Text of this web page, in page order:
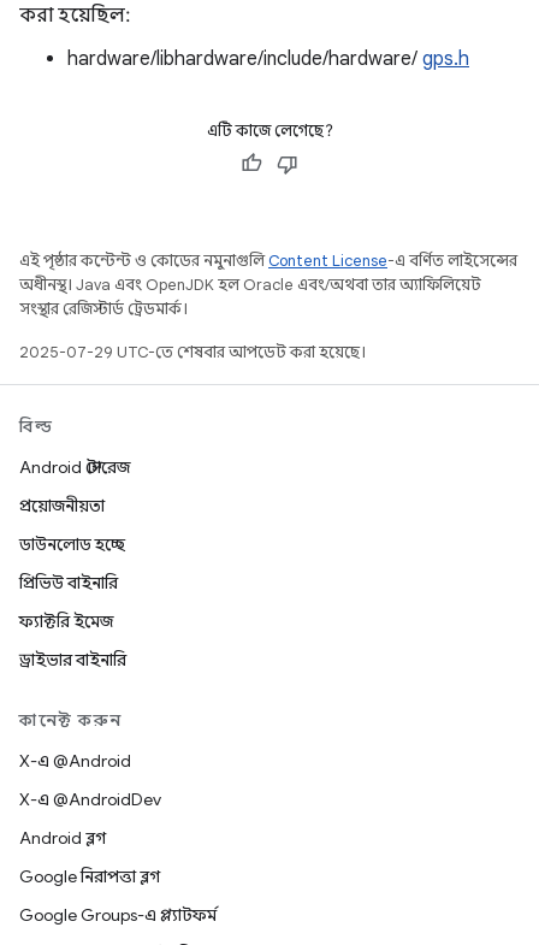
করা হয়েছিল:
hardware/libhardware/include/hardware/ gps.h
এটি কাজে লেগেছে?
এই পৃষ্ঠার কন্টেন্ট ও কোডের নমুনাগুলিContent License-এ বর্ণিত লাইসেন্সের
অধীনস্থ। Java এবং OpenJDK হল Oracle এবং/অথবা তার অ্যাফিলিয়েট
সংস্থার রেজিস্টার্ড ট্রেডমার্ক।
2025-07-29 UTC-তে শেষবার আপডেট করা হয়েছে।
বিল্ড
Android স্টোরেজ
প্রয়োজনীয়তা
ডাউনলোড হচ্ছে
প্রিভিউ বাইনারি
ফ্যাক্টরি ইমেজ
ড্রাইভার বাইনারি
কানেক্ট করুন
X-এ @Android
X-এ @AndroidDev
Android ব্লগ
Google নিরাপত্তা ব্লগ
Google Groups-এ প্ল্যাটফর্ম